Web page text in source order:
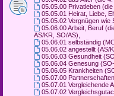
05.05.00 Privatleben
05.05.01 Heirat, Liebe,
05.05.02 Vergnügen wie
05.06.00 Arbeit, Beruf
AS/KR, SO/AS)
05.06.01 selbständig
05.06.02 angestellt (AS/
05.06.03 Gesundheit
05.06.04 Genesung
05.06.05 Krankheiten
05.07.00
05.07.01 Vergleichende
05.07.02